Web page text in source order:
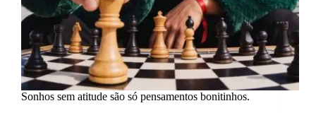
Sonhos sem atitude são só pensamentos bonitinhos.